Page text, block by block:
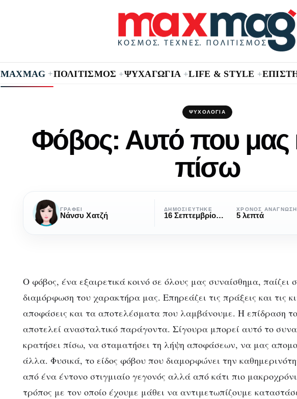
MAXMAG +ΠΟΛΙΤΙΣΜΟΣ +ΨΥΧΑΓΩΓΙΑ +LIFE & STYLE +
ΨΥΧΟΛΟΓΊΑ
Φόβος: Αυτό που μας
πίσω
ΓΡΆΦΕΙ
Νάνσυ Χατζή
ΔΗΜΟΣΙΕΎΤΗΚΕ
16 Σεπτεμβρίου, 2022
ΧΡΌΝΟΣ
5 λεπτά
Ο φόβος, ένα εξαιρετικά κοινό σε όλους μας συναίσθημα, παίζει
διαμόρφωση του χαρακτήρα μας. Επηρεάζει τις πράξεις και τις
αποφάσεις και τα αποτελέσματα που λαμβάνουμε. Η επίδραση
αποτελεί ανασταλτικό παράγοντα. Σίγουρα μπορεί αυτό το
κρατήσει πίσω, να σταματήσει τη λήψη αποφάσεων, να μας
άλλα. Φυσικά, το είδος φόβου που διαμορφώνει την
από ένα έντονο στιγμιαίο γεγονός αλλά από κάτι πιο
τρόπος με τον οποίο έχουμε μάθει να αντιμετωπίζουμε